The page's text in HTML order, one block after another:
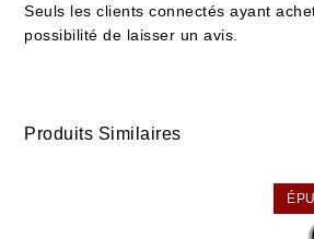
Seuls les clients connectés ayant
possibilité de laisser un avis.
Produits Similaires